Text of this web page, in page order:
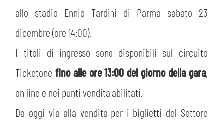
MUSEO
LAVORA CON NOI
PLAY GREEN
CSR
ACADEMY
LEGENDS
allo stadio Ennio Tardini di Parma sabato 23
dicembre (ore 14:00).
I titoli di ingresso sono disponibili sul circuito
Ticketonefino alle ore 13:00 del giorno della gara,
on line e nei punti vendita abilitati.
Da oggi via alla vendita per i biglietti del Settore